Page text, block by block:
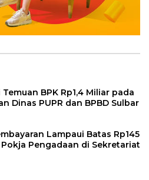
Temuan BPK Rp1,4 Miliar pada
Dinas PUPR dan BPBD Sulbar
Lampaui Batas Rp145
Pengadaan di Sekretariat